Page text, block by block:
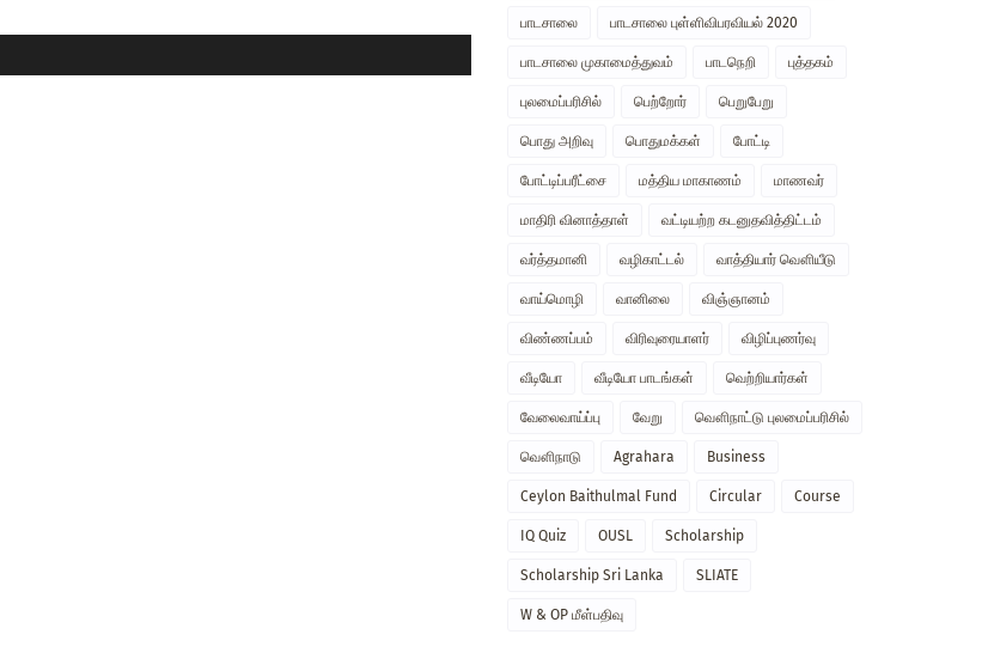
பாடசாலை பாடசாலை புள்ளிவிபரவியல் 2020
பாடசாலை முகாமைத்துவம் பாடநெறி புத்தகம்
புலமைப்பரிசில் பெற்றோர் பெறுபேறு
பொது அறிவு பொதுமக்கள் போட்டி
போட்டிப்பரீட்சை மத்திய மாகாணம் மாணவர்
மாதிரி வினாத்தாள் வட்டியற்ற கடனுதவித்திட்டம்
வர்த்தமானி வழிகாட்டல் வாத்தியார் வௌியீடு
வாய்மொழி வானிலை விஞ்ஞானம்
விண்ணப்பம் விரிவுரையாளர் விழிப்புணர்வு
வீடியோ வீடியோ பாடங்கள் வெற்றியார்கள்
வேலைவாய்ப்பு வேறு வௌிநாட்டு புலமைப்பரிசில்
வௌிநாடு Agrahara Business
Ceylon Baithulmal Fund Circular Course
IQ Quiz OUSL Scholarship
Scholarship Sri Lanka SLIATE
W & OP மீள்பதிவு